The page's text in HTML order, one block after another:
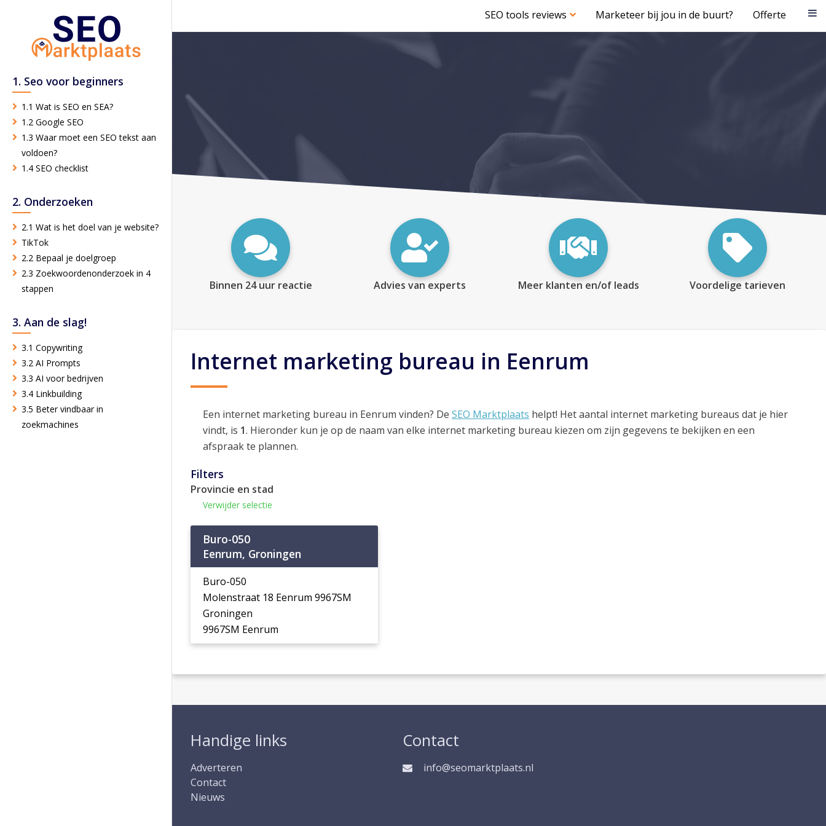
SEO tools reviews Marketeer bij jou in de buurt? Offerte
1. Seo voor beginners
1.1 Wat is SEO en SEA?
1.2 Google SEO
1.3 Waar moet een SEO tekst aan
voldoen?
1.4 SEO checklist
2. Onderzoeken
2.1 Wat is het doel van je website?
TikTok
2.2 Bepaal je doelgroep
2.3 Zoekwoordenonderzoek in 4
stappen
3. Aan de slag!
3.1 Copywriting
3.2 AI Prompts
3.3 AI voor bedrijven
3.4 Linkbuilding
3.5 Beter vindbaar in
zoekmachines
Binnen 24 uur reactie Advies van experts Meer klanten en/of leads Voordelige tarieven
Internet marketing bureau in Eenrum
Een internet marketing bureau in Eenrum vinden? De SEO Marktplaats helpt! Het aantal internet marketing bureaus dat je hier
vindt, is 1. Hieronder kun je op de naam van elke internet marketing bureau kiezen om zijn gegevens te bekijken en een
afspraak te plannen.
Filters
Provincie en stad
Verwijder selectie
Buro-050
Eenrum, Groningen
Buro-050
Molenstraat 18 Eenrum 9967SM
Groningen
9967SM Eenrum
Handige links
Adverteren
Contact
Nieuws
Contact
info@seomarktplaats.nl